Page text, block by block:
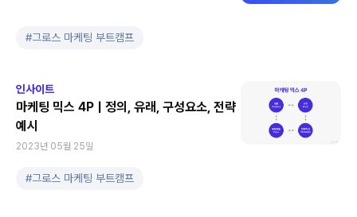
#그로스 마케팅 부트캠프
인사이트
마케팅 믹스 4P | 정의, 유래, 구성요소, 전략
예시
2023년 05월 25일
#그로스 마케팅 부트캠프